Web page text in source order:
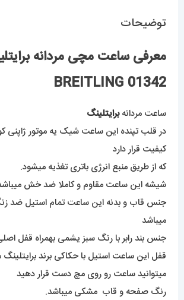
توضیحات
معرفی ساعت مچی مردانه
BREITLING 01342
ساعت مردانهبرایتلینگ
در قلب تپنده این ساعت شیک یه موتور ژاپنی
کیفیت قرار دارد
که از طریق منبع انرژی باتری تغذیه میشود.
شیشه این ساعت مقاوم و کاملا ضد خش
جنس قاب و بدنه این ساعت تمام استیل ضد
میباشد
جنس بند رابر با رنگ سبز یشمی بهمراه قفل
قفل این ساعت استیل با حکاکی برند برایتلینگ
میتوانید ساعت رو روی مچ دست قرار دهید
رنگ صفحه و قاب مشکی میباشد.